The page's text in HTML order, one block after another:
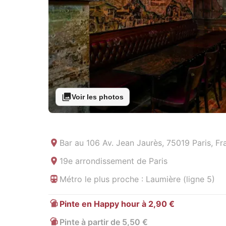
Voir les photos
Bar au 106 Av. Jean Jaurès, 75019 Paris,
19e arrondissement de Paris
Métro le plus proche : Laumière (ligne 5)
Pinte en Happy hour à 2,90 €
Pinte à partir de 5,50 €